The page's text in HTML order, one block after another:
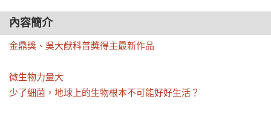
內容簡介
金鼎獎、吳大猷科普獎得主最新作品
微生物力量大
少了細菌，地球上的生物根本不可能好好生活？